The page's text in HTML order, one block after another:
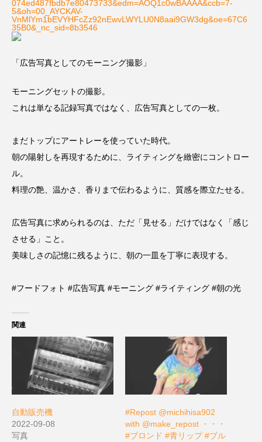
074ed487fbdb7e80473733&edm=AOQ1c0wBAAAA&ccb=7-
5&oh=00_AYCKAV-
VnMlYm1bEVYHFcZz92nEwvLWYLU0N8aai9GW3dg&oe=67C6
35B0&_nc_sid=8b3546
「広告写真としてのモーニング撮影」
モーニングセットの撮影。
これは単なる記録写真ではなく、広告写真としての一枚。
まだトップにアートレーを使っていた時代。
朝の陽射しを再現するために、ライティングを緻密にコントロー
ル。
料理の艶、温かさ、香りまで伝わるように、質感を際立たせる。
広告写真に求められるのは、ただ「見せる」だけではなく「感じ
させる」こと。
美味しさの記憶に残るように、朝の一皿を丁寧に表現する。
#フードフォト #広告写真 #モーニング #ライティング #朝の光
関連
自動販売機
2022-09-08
写真
#Repost @michihisa902
with @make_repost ・・・
#ブロンド #青リップ #ブル